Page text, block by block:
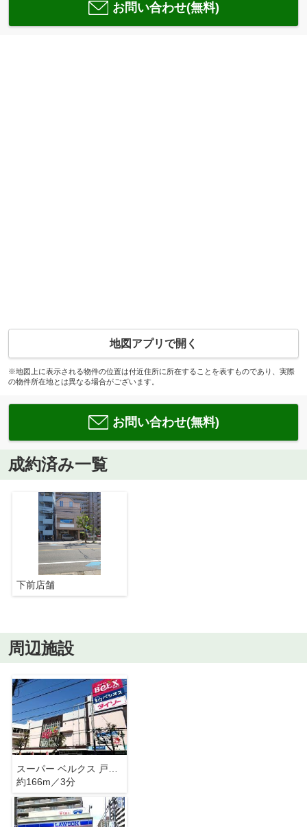
お問い合わせ(無料)
地図アプリで開く
※地図上に表示される物件の位置は付近住所に所在することを表すものであり、実際
の物件所在地とは異なる場合がございます。
お問い合わせ(無料)
成約済み一覧
下前店舗
周辺施設
約166m／3分